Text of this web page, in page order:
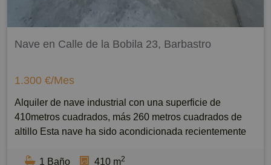
Nave en Calle de la Bobila 23, Barbastro
1.300 €/Mes
Alquiler de nave industrial con una superficie de
410metros cuadrados, más 260 metros cuadrados de
altillo Esta nave ha sido acondicionada recientemente
con acceso a través de una calle principal. Además, la
1 Baño 410 m2